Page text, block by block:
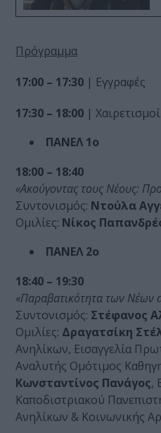
Πρόγραμμα
17:00 – 17:30 | Εγγραφές
17:30 – 18:00 |
ΠΑΝΕΛ 1ο
18:00 – 18:40
«Ακούγοντας τους Νέους:
Συντονισμός: Ντούλα
Ομιλίες: Νίκος
ΠΑΝΕΛ 2ο
18:40 – 19:30
«Παραβατικότητα των
Συντονισμός: Στέφανος
Ομιλίες: Δραγατσίκη
Ανηλίκων, Εισαγγελία
Αναλυτής Ομότιμος
Κωνσταντίνος Πανάγος,
Καποδιστριακού
Ανηλίκων & Κοινωνικής